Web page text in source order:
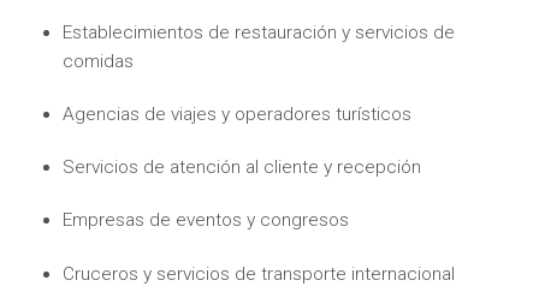
Establecimientos de restauración y servicios de
comidas
Agencias de viajes y operadores turísticos
Servicios de atención al cliente y recepción
Empresas de eventos y congresos
Cruceros y servicios de transporte internacional